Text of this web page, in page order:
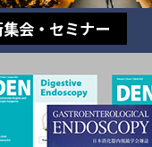
会・セミナー